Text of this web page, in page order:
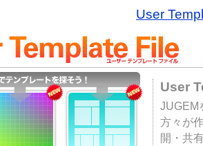
User
User
JUGEM
方々が
開・共